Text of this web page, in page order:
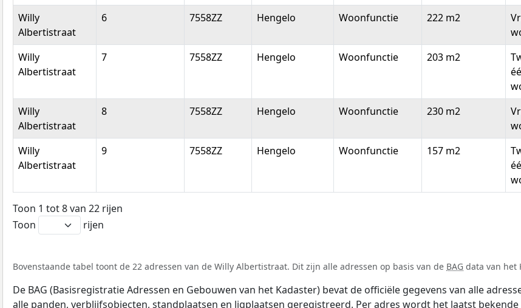
Willy
Albertistraat
6 7558ZZ Hengelo Woonfunctie 222 m2
Willy
Albertistraat
7 7558ZZ Hengelo Woonfunctie 203 m2
Willy
Albertistraat
8 7558ZZ Hengelo Woonfunctie 230 m2
Willy
Albertistraat
9 7558ZZ Hengelo Woonfunctie 157 m2
Toon 1 tot 8 van 22 rijen
Toon
rijen
Bovenstaande tabel toont de 22 adressen van de Willy Albertistraat. Dit zijn alle adressen op basis van de BAG data van het
De BAG (Basisregistratie Adressen en Gebouwen van het Kadaster) bevat de officiële gegevens van alle
alle panden, verblijfsobjecten, standplaatsen en ligplaatsen geregistreerd. Per adres wordt het laatst